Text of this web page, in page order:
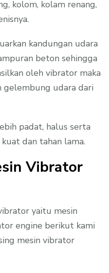
kolom, kolam renang,
kandungan udara
beton sehingga
oleh vibrator maka
gelembung udara dari
padat, halus serta
dan tahan lama.
Vibrator
yaitu mesin
engine berikut kami
mesin vibrator